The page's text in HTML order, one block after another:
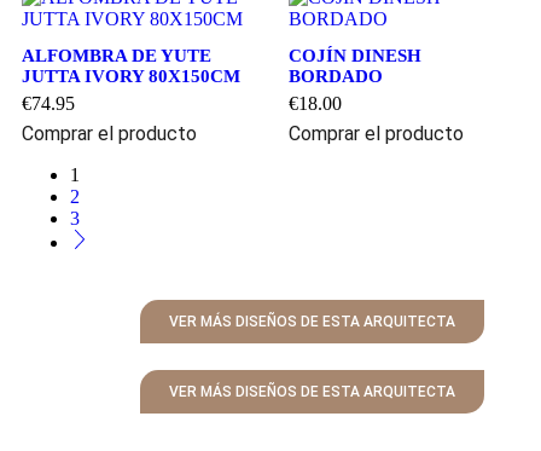
ALFOMBRA DE YUTE
JUTTA IVORY 80X150CM
€74.95
Comprar el producto
COJÍN DINESH
BORDADO
€18.00
Comprar el producto
1
2
3
VER MÁS DISEÑOS DE ESTA ARQUITECTA
VER MÁS DISEÑOS DE ESTA ARQUITECTA